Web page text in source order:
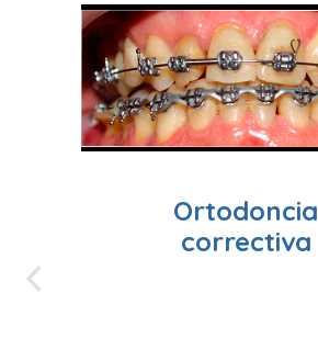
Ortodoncia
correctiva